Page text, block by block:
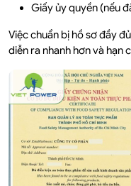
Giấy ủy quyền (nếu
Việc chuẩn bị hồ sơ đầy
diễn ra nhanh hơn và hạn